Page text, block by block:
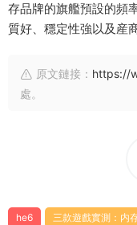
存品牌的旗艦預設的頻
質好、穩定性強以及産
原文鏈接： https://
處。
he6 三款遊戲實測：内